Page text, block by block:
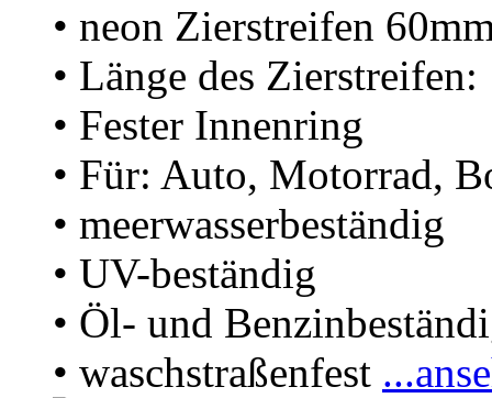
• neon Zierstreifen
• Länge des Zierstreifen:
• Fester Innenring
• Für: Auto, Motorrad,
• meerwasserbeständig
• UV-beständig
• Öl- und
• waschstraßenfest